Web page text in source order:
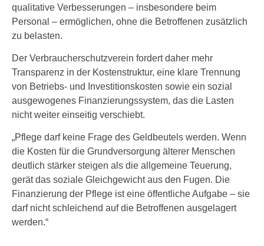
qualitative Verbesserungen – insbesondere beim
Personal – ermöglichen, ohne die Betroffenen zusätzlich
zu belasten.
Der Verbraucherschutzverein fordert daher mehr
Transparenz in der Kostenstruktur, eine klare Trennung
von Betriebs- und Investitionskosten sowie ein sozial
ausgewogenes Finanzierungssystem, das die Lasten
nicht weiter einseitig verschiebt.
„Pflege darf keine Frage des Geldbeutels werden. Wenn
die Kosten für die Grundversorgung älterer Menschen
deutlich stärker steigen als die allgemeine Teuerung,
gerät das soziale Gleichgewicht aus den Fugen. Die
Finanzierung der Pflege ist eine öffentliche Aufgabe – sie
darf nicht schleichend auf die Betroffenen ausgelagert
werden.“